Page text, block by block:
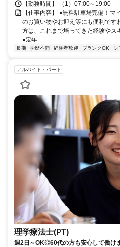
【勤務時間】 （1）07:00～19:00
【仕事内容】 ●無料駐車場完備！マ
のお買い物やお迎え等にも便利で
方は、これまで培ってきた経験やス
●定年...
長期 学歴不問 経験者歓迎 ブランクOK シ
アルバイト・パート
理学療法士(PT)
週2日～OK◎60代の方も安心して働け